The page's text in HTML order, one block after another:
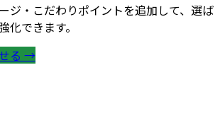
ジ・こだわりポイントを追加して、選ば
化できます。
る →